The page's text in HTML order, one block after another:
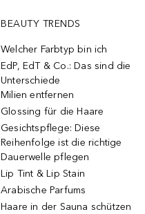
BEAUTY TRENDS
Welcher Farbtyp bin ich
EdP, EdT & Co.: Das sind die
Unterschiede
Milien entfernen
Glossing für die Haare
Gesichtspflege: Diese
Reihenfolge ist die richtige
Dauerwelle pflegen
Lip Tint & Lip Stain
Arabische Parfums
Haare in der Sauna schützen